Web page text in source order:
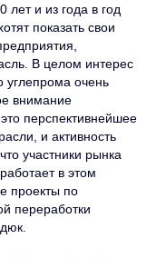
лет и из года в год
показать свои
В целом интерес
углепрома очень
внимание
перспективнейшее
и активность
участники рынка
в этом
проекты по
переработки